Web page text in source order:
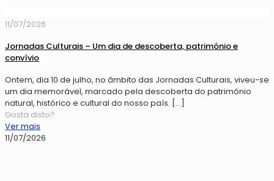
11/07/2026
Jornadas Culturais – Um dia de descoberta, património e
convívio
Ontem, dia 10 de julho, no âmbito das Jornadas Culturais, viveu-se
um dia memorável, marcado pela descoberta do património
natural, histórico e cultural do nosso país. […]
Gosta disto?
Ver mais
11/07/2026